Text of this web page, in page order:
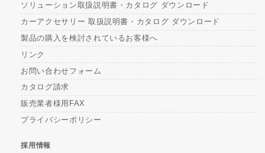
ソリューション取扱説明書・カタログ ダウンロード
カーアクセサリー 取扱説明書・カタログ ダウンロード
製品の購入を検討されているお客様へ
リンク
お問い合わせフォーム
カタログ請求
販売業者様用FAX
プライバシーポリシー
採用情報